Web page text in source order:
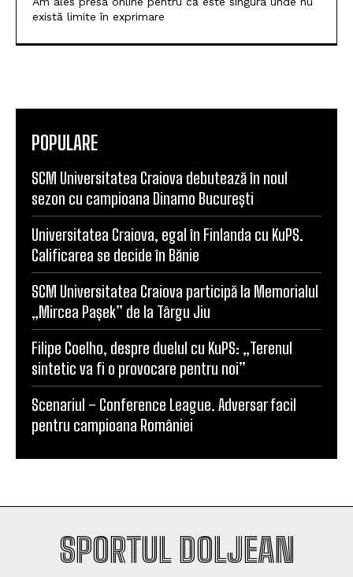
DANIEL CRUCERU
POPULARE
SCM Universitatea Craiova debutează în noul
sezon cu campioana Dinamo București
Universitatea Craiova, egal în Finlanda cu KuPS.
Calificarea se decide în Bănie
SCM Universitatea Craiova participă la Memorialul
„Mircea Pașek” de la Târgu Jiu
Filipe Coelho, despre duelul cu KuPS: „Terenul